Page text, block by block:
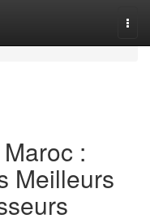
:
Meilleurs